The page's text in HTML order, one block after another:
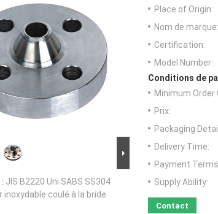
JIS B2220 Uni SABS SS304
inoxydable coulé à la bride
Place of Origin:
Nom de marque:
Certification:
Model Number:
Conditions de
Minimum Order
Prix:
Packaging
Delivery Time:
Payment
Supply Ability:
Contact